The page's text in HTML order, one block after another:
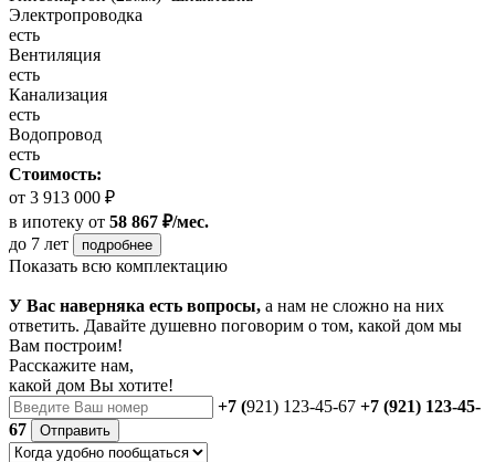
Электропроводка
есть
Вентиляция
есть
Канализация
есть
Водопровод
есть
Стоимость:
от 3 913 000 ₽
в ипотеку от 58 867 ₽/мес.
до 7 лет
подробнее
Показать всю комплектацию
У Вас наверняка есть вопросы, а нам не сложно на них
ответить. Давайте душевно поговорим о том, какой дом мы
Вам построим!
Расскажите нам,
какой дом Вы хотите!
+7 (921) 123-45-67 +7 (921) 123-45-
67
Отправить